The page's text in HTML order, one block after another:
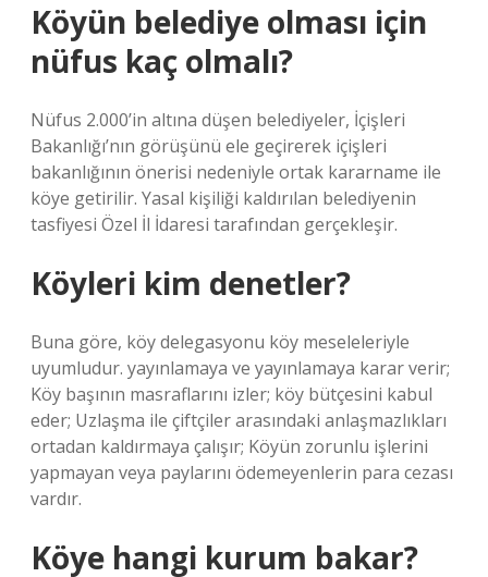
Köyün belediye olması için
nüfus kaç olmalı?
Nüfus 2.000’in altına düşen belediyeler, İçişleri
Bakanlığı’nın görüşünü ele geçirerek içişleri
bakanlığının önerisi nedeniyle ortak kararname ile
köye getirilir. Yasal kişiliği kaldırılan belediyenin
tasfiyesi Özel İl İdaresi tarafından gerçekleşir.
Köyleri kim denetler?
Buna göre, köy delegasyonu köy meseleleriyle
uyumludur. yayınlamaya ve yayınlamaya karar verir;
Köy başının masraflarını izler; köy bütçesini kabul
eder; Uzlaşma ile çiftçiler arasındaki anlaşmazlıkları
ortadan kaldırmaya çalışır; Köyün zorunlu işlerini
yapmayan veya paylarını ödemeyenlerin para cezası
vardır.
Köye hangi kurum bakar?